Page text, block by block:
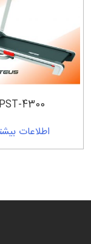
PST-4300
اطلاعات